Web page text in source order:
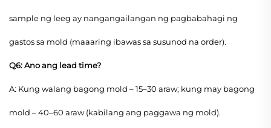
sample ng leeg ay nangangailangan ng pagbabahagi ng
gastos sa mold (maaaring ibawas sa susunod na order).
Q6: Ano ang lead time?
A: Kung walang bagong mold – 15–30 araw; kung may bagong
mold – 40–60 araw (kabilang ang paggawa ng mold).